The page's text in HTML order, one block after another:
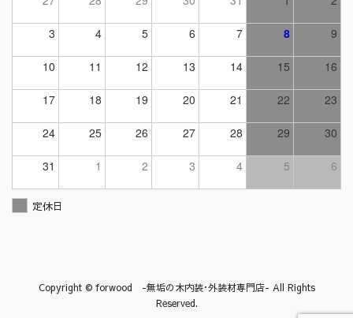
3 4 5 6 7 8 9
10 11 12 13 14 15 16
17 18 19 20 21 22 23
24 25 26 27 28 29 30
31 1 2 3 4 5 6
定休日
Copyright © forwood -無垢の木内装･外装材専門店- All Rights
Reserved.